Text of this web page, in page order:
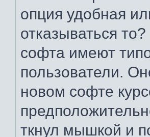
опция удобная
отказываться
софта имеют
пользователи.
новом софте
ткнул мышкой и